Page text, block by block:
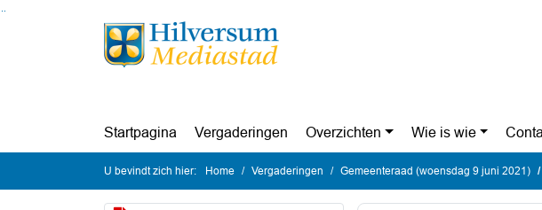
Ga naar de inhoud van deze pagina
Ga naar het zoeken
Ga naar het menu
Startpagina Vergaderingen Overzichten Wie is wie
U bevindt zich hier: Home Vergaderingen Gemeenteraad (woensdag 9 juni 2021)